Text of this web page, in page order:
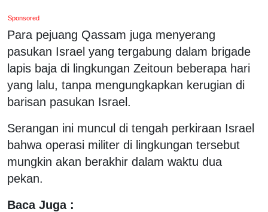
Sponsored
Para pejuang Qassam juga menyerang
pasukan Israel yang tergabung dalam brigade
lapis baja di lingkungan Zeitoun beberapa hari
yang lalu, tanpa mengungkapkan kerugian di
barisan pasukan Israel.
Serangan ini muncul di tengah perkiraan Israel
bahwa operasi militer di lingkungan tersebut
mungkin akan berakhir dalam waktu dua
pekan.
Baca Juga :